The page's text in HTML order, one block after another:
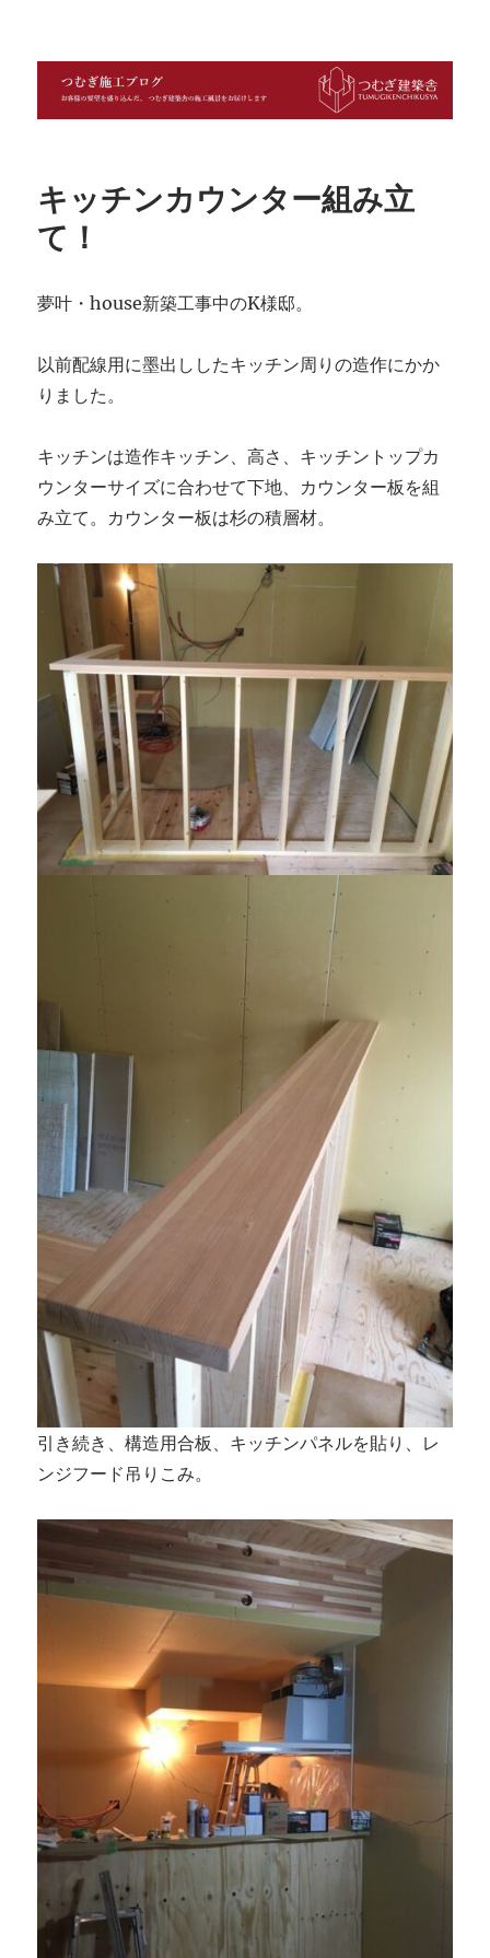
つむぎ施工ブログ
キッチンカウンター組み立
て！
夢叶・house新築工事中のK様邸。
以前配線用に墨出ししたキッチン周りの造作にかか
りました。
キッチンは造作キッチン、高さ、キッチントップカ
ウンターサイズに合わせて下地、カウンター板を組
み立て。カウンター板は杉の積層材。
引き続き、構造用合板、キッチンパネルを貼り、レ
ンジフード吊りこみ。